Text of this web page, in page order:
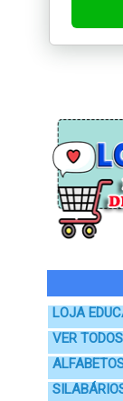
LOJA
VER